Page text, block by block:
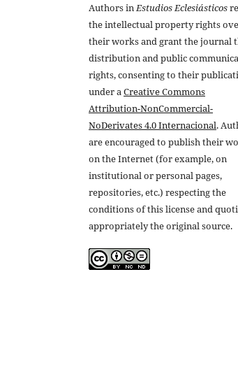
Authors inEstudios Eclesiásticos
the intellectual property rights
their works and grant the journal
distribution and public
rights, consenting to their
under aCreative Commons
Attribution-NonCommercial-
NoDerivates 4.0 Internacional.
are encouraged to publish their
on the Internet (for example, on
institutional or personal pages,
repositories, etc.) respecting the
conditions of this license and
appropriately the original source.